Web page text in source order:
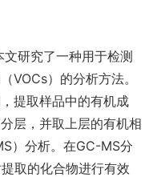
研究了一种用于检测
VOCs）的分析方法。
提取样品中的有机成
层，并取上层的有机相
）分析。在GC-MS分
取的化合物进行有效